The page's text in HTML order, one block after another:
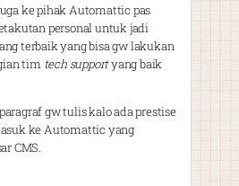
ke pihak Automattic pas
personal untuk jadi
terbaik yang bisa gw lakukan
tim tech supportyang baik
gw tulis kalo ada prestise
ke Automattic yang
CMS.